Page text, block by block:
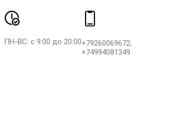
ПН-ВС: с 9:00 до 20:00+79260069672;
+74994081349